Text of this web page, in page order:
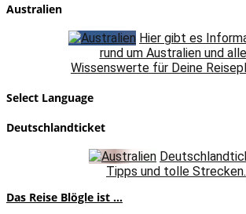
Australien
Hier gibt es
rund um Australien und
Wissenswerte für Deine
Select Language
Deutschlandticket
Tipps und tolle Strecken.
Das Reise Blögle ist ...